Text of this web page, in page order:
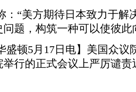
“美方期待日本致力于解
题，构筑一种可以使彼此
顿5月17日电】美国众议
举行的正式会议上严厉谴